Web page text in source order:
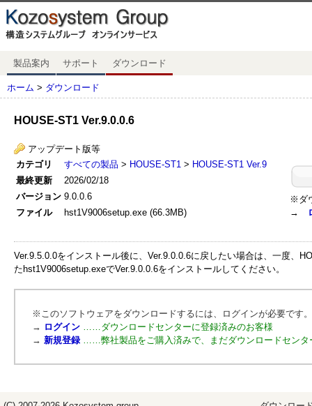
製品案内 サポート ダウンロード
ホーム > ダウンロード
HOUSE-ST1 Ver.9.0.0.6
アップデート版等
カテゴリ
すべての製品 > HOUSE-ST1 > HOUSE-ST1 Ver.9
※ダ
→
最終更新
2026/02/18
バージョン 9.0.0.6
ファイル
hst1V9006setup.exe (66.3MB)
Ver.9.5.0.0をインストール後に、Ver.9.0.0.6に戻したい場合は、一度、
たhst1V9006setup.exeでVer.9.0.0.6をインストールしてください。
※このソフトウェアをダウンロードするには、ログインが必要です。
→ ログイン ……ダウンロードセンターに登録済みのお客様
→ 新規登録 ……弊社製品をご購入済みで、まだダウンロードセンタ